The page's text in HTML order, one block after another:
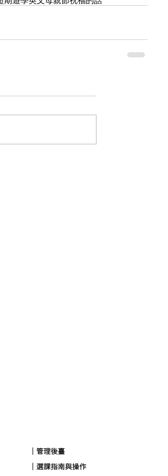
｜管理後臺
｜選課指南與操作